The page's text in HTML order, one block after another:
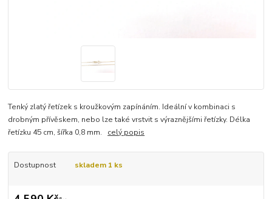
Tenký zlatý řetízek s kroužkovým zapínáním. Ideální v kombinaci s
drobným přívěskem, nebo lze také vrstvit s výraznějšími řetízky. Délka
řetízku 45 cm, šířka 0,8 mm. celý popis
Dostupnost skladem 1 ks